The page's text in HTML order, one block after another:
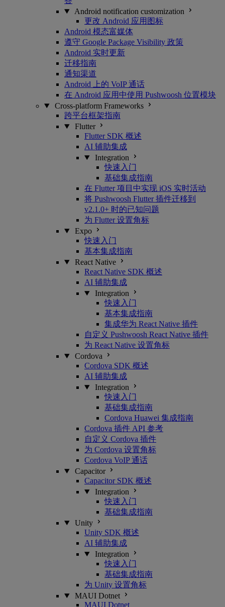
Android notification customization
更改 Android 应用图标
Android 模态富媒体
遵守 Google Package Visibility 政策
Android 实时更新
迁移指南
通知渠道
Android 上的 VoIP 通话
在 Android 应用中使用 Pushwoosh 位置模块
Cross-platform Frameworks
跨平台框架指南
Flutter
Flutter SDK 概述
AI 辅助集成
Integration
快速入门
基础集成指南
在 Flutter 项目中实现 iOS 实时活动
将 Pushwoosh Flutter 插件迁移到
v2.1.0+ 时的已知问题
为 Flutter 设置角标
Expo
快速入门
基本集成指南
React Native
React Native SDK 概述
AI 辅助集成
Integration
快速入门
基本集成指南
集成华为 React Native 插件
自定义 Pushwoosh React Native 插件
为 React Native 设置角标
Cordova
Cordova SDK 概述
AI 辅助集成
Integration
快速入门
基础集成指南
Cordova Huawei 集成指南
Cordova 插件 API 参考
自定义 Cordova 插件
为 Cordova 设置角标
Cordova VoIP 通话
Capacitor
Capacitor SDK 概述
Integration
快速入门
基础集成指南
Unity
Unity SDK 概述
AI 辅助集成
Integration
快速入门
基础集成指南
为 Unity 设置角标
MAUI Dotnet
MAUI Dotnet